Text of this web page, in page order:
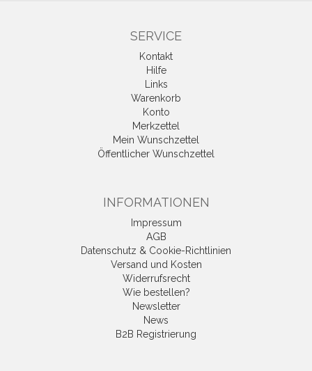
SERVICE
Kontakt
Hilfe
Links
Warenkorb
Konto
Merkzettel
Mein Wunschzettel
Öffentlicher Wunschzettel
INFORMATIONEN
Impressum
AGB
Datenschutz & Cookie-Richtlinien
Versand und Kosten
Widerrufsrecht
Wie bestellen?
Newsletter
News
B2B Registrierung